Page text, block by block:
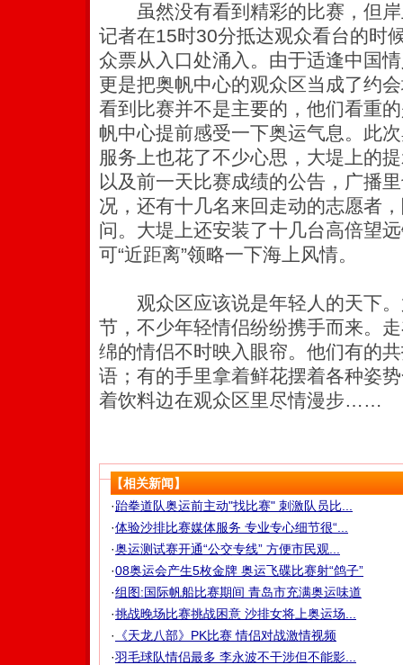
虽然没有看到精彩的比赛，但岸
记者在15时30分抵达观众看台的时
众票从入口处涌入。由于适逢中国
更是把奥帆中心的观众区当成了约
看到比赛并不是主要的，他们看重
帆中心提前感受一下奥运气息。此
服务上也花了不少心思，大堤上的
以及前一天比赛成绩的公告，广播
况，还有十几名来回走动的志愿者
问。大堤上还安装了十几台高倍望
可“近距离”领略一下海上风情。
观众区应该说是年轻人的天下。
节，不少年轻情侣纷纷携手而来。
绵的情侣不时映入眼帘。他们有的
语；有的手里拿着鲜花摆着各种姿
着饮料边在观众区里尽情漫步……
【相关新闻】
·跆拳道队奥运前主动"找比赛" 刺激队员比...
·体验沙排比赛媒体服务 专业专心细节很“...
·奥运测试赛开通“公交专线” 方便市民观...
·08奥运会产生5枚金牌 奥运飞碟比赛射“鸽子”
·组图:国际帆船比赛期间 青岛市充满奥运味道
·挑战晚场比赛挑战困意 沙排女将上奥运场...
·
《天龙八部》PK比赛 情侣对战激情视频
·羽毛球队情侣最多 李永波不干涉但不能影...